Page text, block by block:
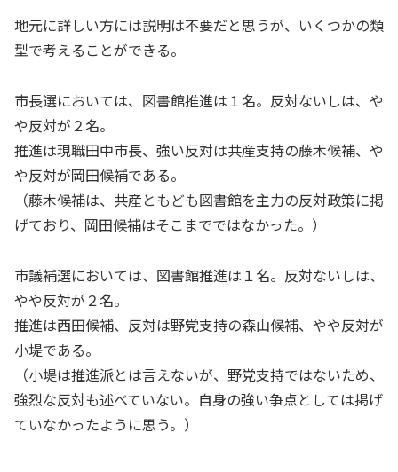
地元に詳しい方には説明は不要だと思うが、いくつかの類
型で考えることができる。
市長選においては、図書館推進は１名。反対ないしは、や
や反対が２名。
推進は現職田中市長、強い反対は共産支持の藤木候補、や
や反対が岡田候補である。
（藤木候補は、共産ともども図書館を主力の反対政策に掲
げており、岡田候補はそこまでではなかった。）
市議補選においては、図書館推進は１名。反対ないしは、
やや反対が２名。
推進は西田候補、反対は野党支持の森山候補、やや反対が
小堤である。
（小堤は推進派とは言えないが、野党支持ではないため、
強烈な反対も述べていない。自身の強い争点としては掲げ
ていなかったように思う。）